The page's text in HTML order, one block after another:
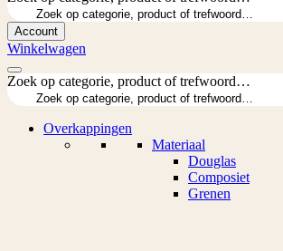
Account
Winkelwagen
Zoek op categorie, product of trefwoord…
Overkappingen
Materiaal
Douglas
Composiet
Grenen